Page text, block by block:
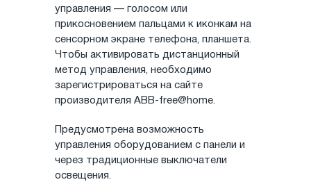
управления — голосом или
прикосновением пальцами к иконкам на
сенсорном экране телефона, планшета.
Чтобы активировать дистанционный
метод управления, необходимо
зарегистрироваться на сайте
производителя ABB-free@home.
Предусмотрена возможность
управления оборудованием с панели и
через традиционные выключатели
освещения.